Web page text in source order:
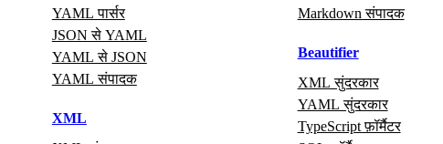
YAML पार्सर
JSON से YAML
YAML से JSON
YAML संपादक
XML
Markdown संपादक
Beautifier
XML सुंदरकार
YAML सुंदरकार
TypeScript फ़ॉर्मैटर